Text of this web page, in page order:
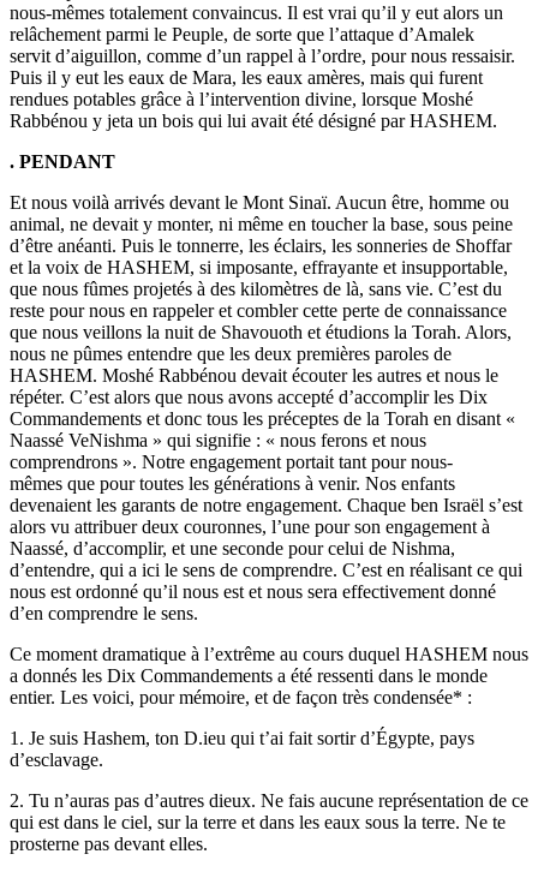
nous-mêmes totalement convaincus. Il est vrai qu’il y eut alors un
relâchement parmi le Peuple, de sorte que l’attaque d’Amalek
servit d’aiguillon, comme d’un rappel à l’ordre, pour nous ressaisir.
Puis il y eut les eaux de Mara, les eaux amères, mais qui furent
rendues potables grâce à l’intervention divine, lorsque Moshé
Rabbénou y jeta un bois qui lui avait été désigné par HASHEM.
. PENDANT
Et nous voilà arrivés devant le Mont Sinaï. Aucun être, homme ou
animal, ne devait y monter, ni même en toucher la base, sous peine
d’être anéanti. Puis le tonnerre, les éclairs, les sonneries de Shoffar
et la voix de HASHEM, si imposante, effrayante et insupportable,
que nous fûmes projetés à des kilomètres de là, sans vie. C’est du
reste pour nous en rappeler et combler cette perte de connaissance
que nous veillons la nuit de Shavouoth et étudions la Torah. Alors,
nous ne pûmes entendre que les deux premières paroles de
HASHEM. Moshé Rabbénou devait écouter les autres et nous le
répéter. C’est alors que nous avons accepté d’accomplir les Dix
Commandements et donc tous les préceptes de la Torah en disant «
Naassé VeNishma » qui signifie : « nous ferons et nous
comprendrons ». Notre engagement portait tant pour nous-
mêmes que pour toutes les générations à venir. Nos enfants
devenaient les garants de notre engagement. Chaque ben Israël s’est
alors vu attribuer deux couronnes, l’une pour son engagement à
Naassé, d’accomplir, et une seconde pour celui de Nishma,
d’entendre, qui a ici le sens de comprendre. C’est en réalisant ce qui
nous est ordonné qu’il nous est et nous sera effectivement donné
d’en comprendre le sens.
Ce moment dramatique à l’extrême au cours duquel HASHEM nous
a donnés les Dix Commandements a été ressenti dans le monde
entier. Les voici, pour mémoire, et de façon très condensée* :
1. Je suis Hashem, ton D.ieu qui t’ai fait sortir d’Égypte, pays
d’esclavage.
2. Tu n’auras pas d’autres dieux. Ne fais aucune représentation de ce
qui est dans le ciel, sur la terre et dans les eaux sous la terre. Ne te
prosterne pas devant elles.